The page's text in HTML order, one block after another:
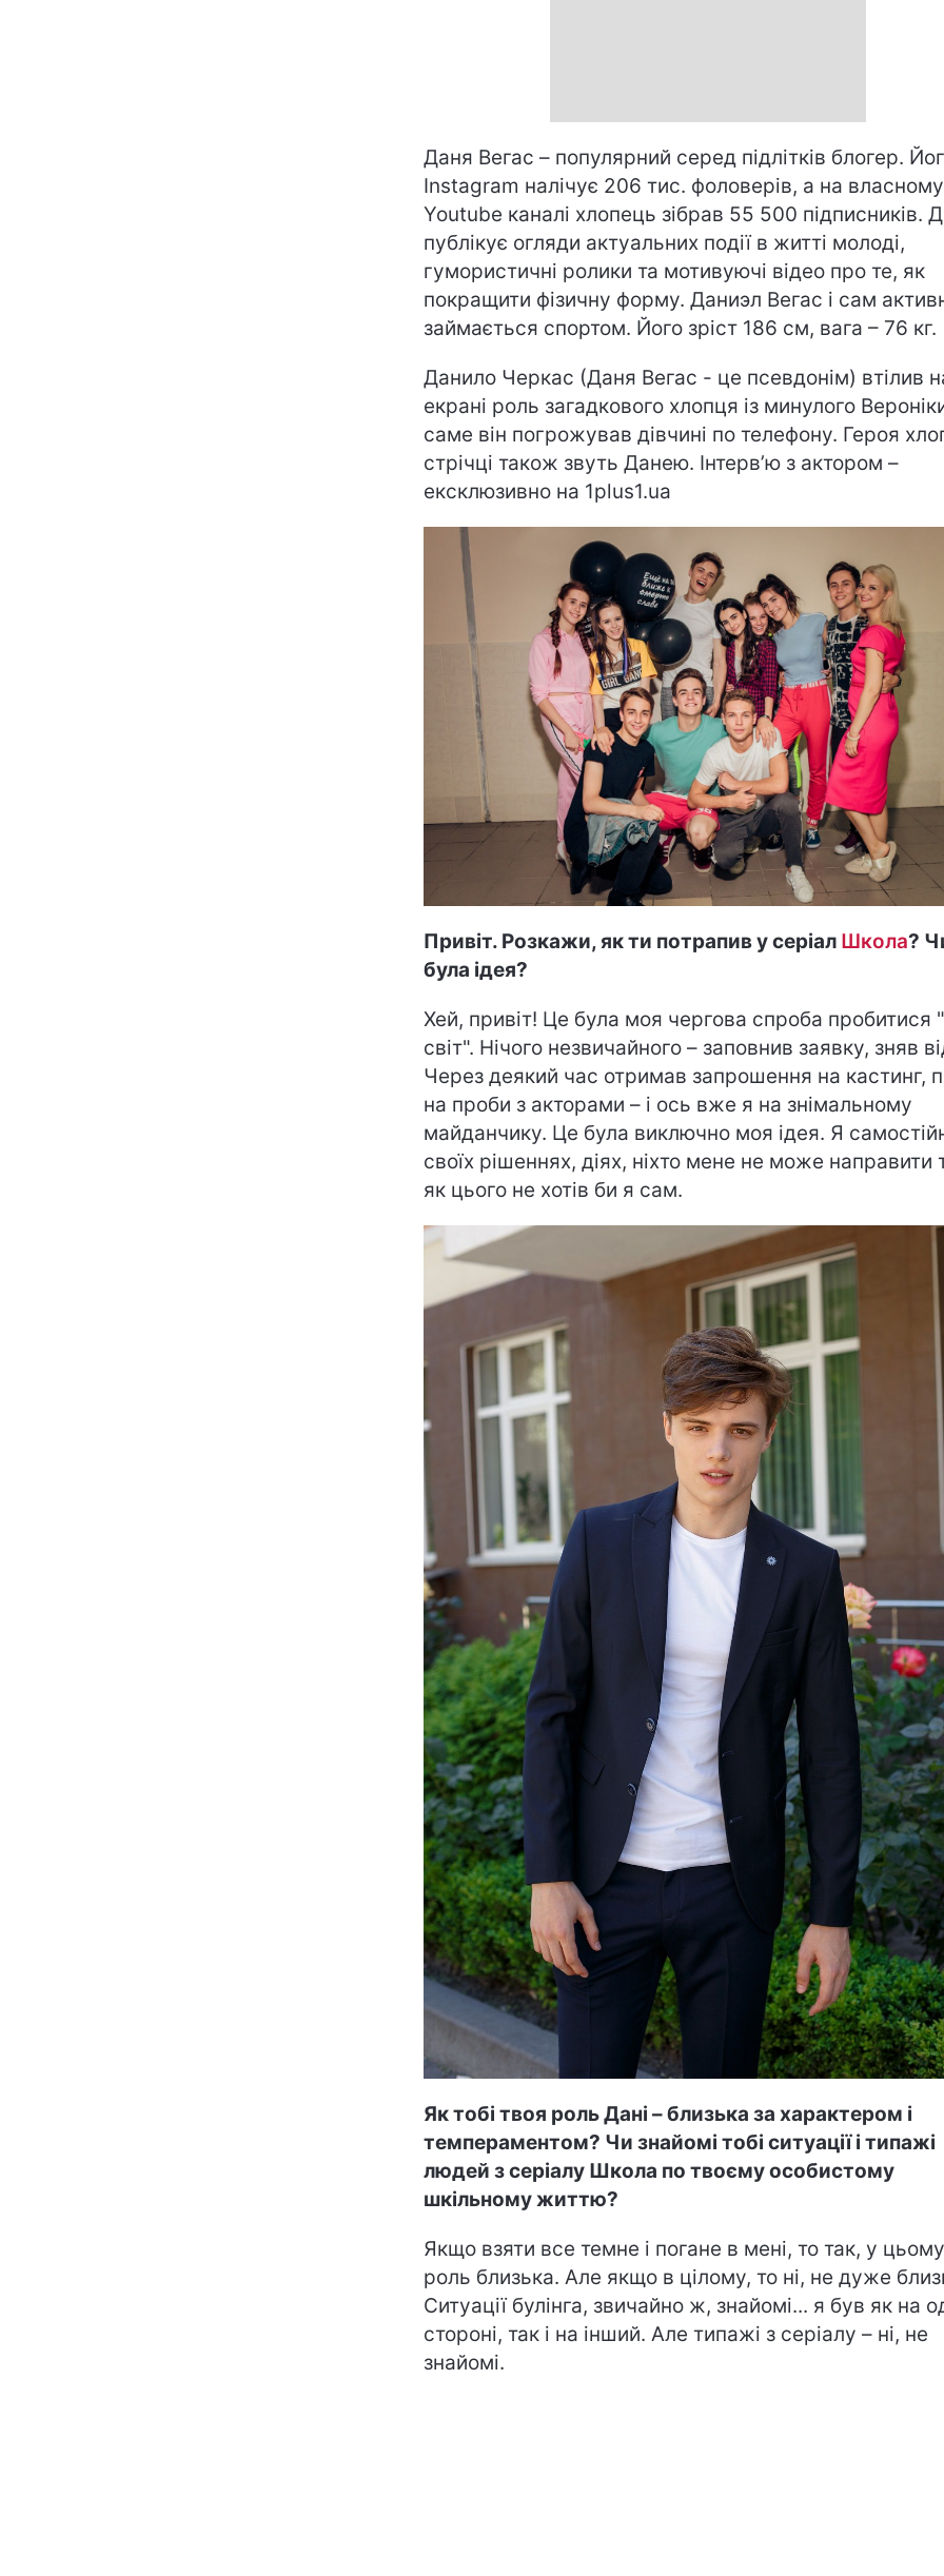
Даня Вегас – популярний серед підлітків блогер.
Instagram налічує 206 тис. фоловерів, а на власному
Youtube каналі хлопець зібрав 55 500 підписників.
публікує огляди актуальних події в житті молоді,
гумористичні ролики та мотивуючі відео про те, як
покращити фізичну форму. Даниэл Вегас і сам
займається спортом. Його зріст 186 см, вага – 76 кг.
Данило Черкас (Даня Вегас - це псевдонім) втілив
екрані роль загадкового хлопця із минулого
саме він погрожував дівчині по телефону. Героя
стрічці також звуть Данею. Інтерв’ю з актором –
ексклюзивно на 1plus1.ua
Привіт. Розкажи, як ти потрапив у серіал Школа?
була ідея?
Хей, привіт! Це була моя чергова спроба пробитися
світ". Нічого незвичайного – заповнив заявку, зняв
Через деякий час отримав запрошення на кастинг,
на проби з акторами – і ось вже я на знімальному
майданчику. Це була виключно моя ідея. Я
своїх рішеннях, діях, ніхто мене не може направити
як цього не хотів би я сам.
Як тобі твоя роль Дані – близька за характером і
темпераментом? Чи знайомі тобі ситуації і типажі
людей з серіалу Школа по твоєму особистому
шкільному життю?
Якщо взяти все темне і погане в мені, то так, у цьому
роль близька. Але якщо в цілому, то ні, не дуже
Ситуації булінга, звичайно ж, знайомі... я був як на
стороні, так і на інший. Але типажі з серіалу – ні, не
знайомі.